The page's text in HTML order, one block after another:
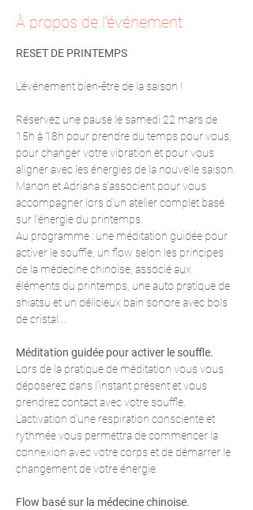
À propos de l'événement
RESET DE PRINTEMPS
L'événement bien-être de la saison !
Réservez une pause le samedi 22 mars de
15h à 18h pour prendre du temps pour vous,
pour changer votre vibration et pour vous
aligner avec les énergies de la nouvelle saison.
Manon et Adriana s’associent pour vous
accompagner lors d'un atelier complet basé
sur l'énergie du printemps.
Au programme : une méditation guidée pour
activer le souffle, un flow selon les principes
de la médecine chinoise, associé aux
éléments du printemps, une auto pratique de
shiatsu et un délicieux bain sonore avec bols
de cristal...
Méditation guidée pour activer le souffle.
Lors de la pratique de méditation vous vous
déposerez dans l'instant présent et vous
prendrez contact avec votre souffle.
L'activation d'une respiration consciente et
rythmée vous permettra de commencer la
connexion avec votre corps et de démarrer le
changement de votre énergie.
Flow basé sur la médecine chinoise.